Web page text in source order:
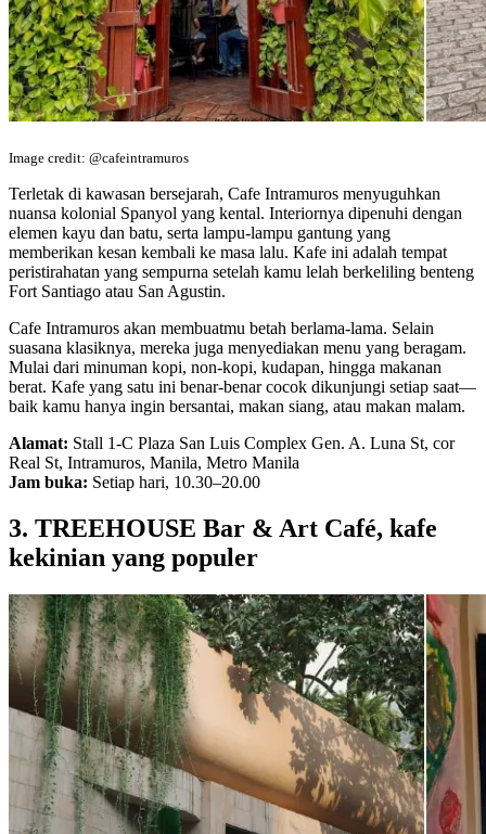
Image credit: @cafeintramuros
Terletak di kawasan bersejarah, Cafe Intramuros menyuguhkan
nuansa kolonial Spanyol yang kental. Interiornya dipenuhi dengan
elemen kayu dan batu, serta lampu-lampu gantung yang
memberikan kesan kembali ke masa lalu. Kafe ini adalah tempat
peristirahatan yang sempurna setelah kamu lelah berkeliling benteng
Fort Santiago atau San Agustin.
Cafe Intramuros akan membuatmu betah berlama-lama. Selain
suasana klasiknya, mereka juga menyediakan menu yang beragam.
Mulai dari minuman kopi, non-kopi, kudapan, hingga makanan
berat. Kafe yang satu ini benar-benar cocok dikunjungi setiap saat—
baik kamu hanya ingin bersantai, makan siang, atau makan malam.
Alamat: Stall 1-C Plaza San Luis Complex Gen. A. Luna St, cor
Real St, Intramuros, Manila, Metro Manila
Jam buka: Setiap hari, 10.30–20.00
3. TREEHOUSE Bar & Art Café, kafe
kekinian yang populer